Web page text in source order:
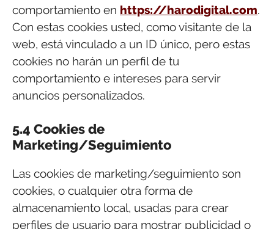
comportamiento en https://harodigital.com.
Con estas cookies usted, como visitante de la
web, está vinculado a un ID único, pero estas
cookies no harán un perfil de tu
comportamiento e intereses para servir
anuncios personalizados.
5.4 Cookies de
Marketing/Seguimiento
Las cookies de marketing/seguimiento son
cookies, o cualquier otra forma de
almacenamiento local, usadas para crear
perfiles de usuario para mostrar publicidad o